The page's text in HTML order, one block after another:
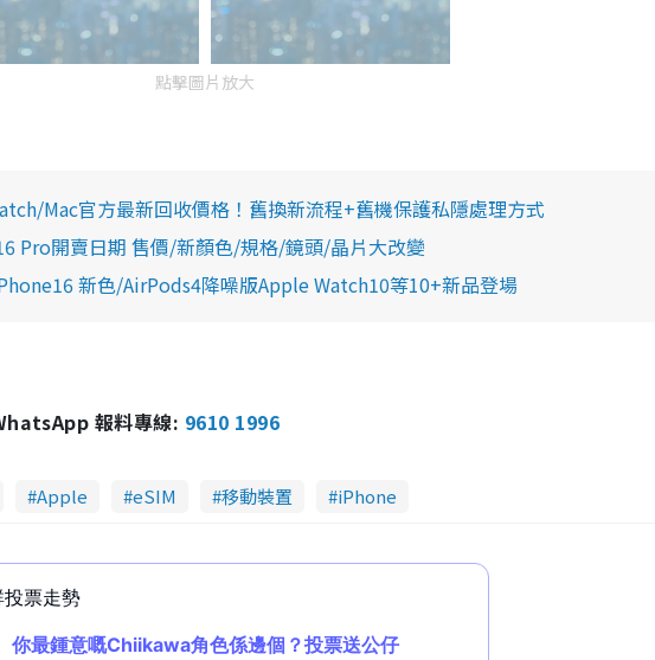
點擊圖片放大
Mac官方最新回收價格！舊換新流程+舊機保護私隱處理方式
Pro開賣日期 售價/新顏色/規格/鏡頭/晶片大改變
新色/AirPods4降噪版Apple Watch10等10+新品登場
報料專線: 9610 1996
Apple eSIM 移動裝置 iPhone